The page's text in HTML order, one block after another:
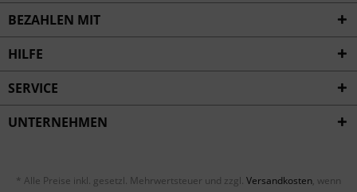
BEZAHLEN MIT
HILFE
SERVICE
UNTERNEHMEN
* Alle Preise inkl. gesetzl. Mehrwertsteuer und zzgl. Versandkosten, wenn